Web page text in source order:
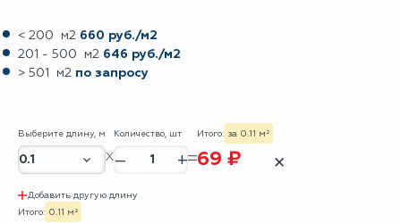
< 200 м2 660 руб./м2
201 - 500 м2 646 руб./м2
> 501 м2 по запросу
Выберите длину, м Количество, шт
– +
Итого: за 0.11 м²
69 ₽ ✕
Добавить другую длину
Итого: 0.11 м²